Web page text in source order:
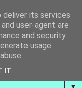
ständigt
tid!
its services
user-agent are
and security
usage
IT